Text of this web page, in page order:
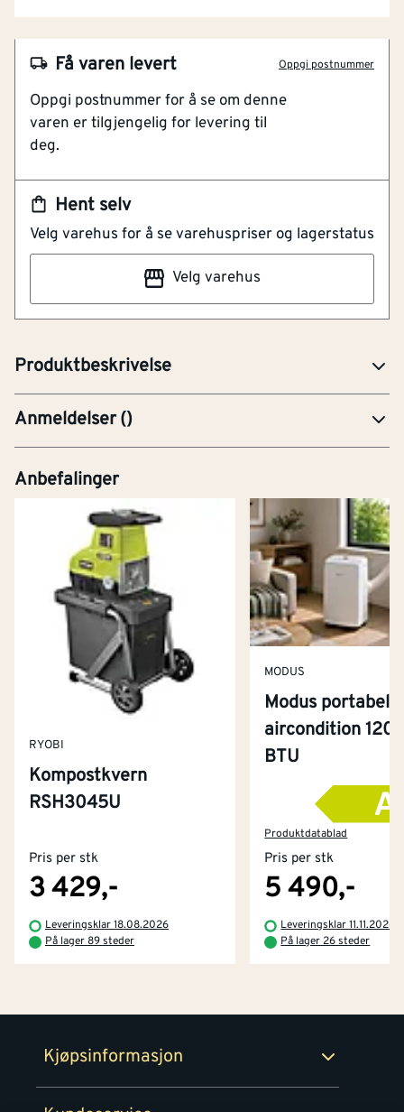
Hent selv
Velg varehus for å se varehuspriser og lagerstatus
Velg varehus
Få varen levert Oppgi postnummer
Oppgi postnummer for å se om denne
varen er tilgjengelig for levering til
deg.
Produktbeskrivelse
Artikkelnummer 101263466
Med svingbare hjul
2 svingbare hjul
Høyde 135-300 mm
Praktisk jekk med en løftekapasitet på 1,5 tonn.
Garasjejekken er fin å bruke i de tilfeller man trenger å
løfte bilen opp fra bakken, som ved hjulskift. Jekken
flyttes enkelt rundt og ved hjelp av de to svingbare
hjulene er det lett å plassere den riktig under bilen.
Løftehøyde fra 135-300 mm. Kommer med praktisk
Anmeldelser()
Anbefalinger
RYOBI
Kompostkvern
RSH3045U
Pris per stk
3 429,-
Leveringsklar 18.08.2026
På lager 89 steder
MODUS
Modus portabel
aircondition
BTU
Produktdatablad
Pris per stk
5 490,-
Leveringsklar 11.11.2026
På lager 26 steder
Kjøpsinformasjon
Kjøpsbetingelser
Retur- og angrerettsskjema
Tjenester
Montér Klubb
Byggevarehus og åpningstider
Prismatch
Personvern